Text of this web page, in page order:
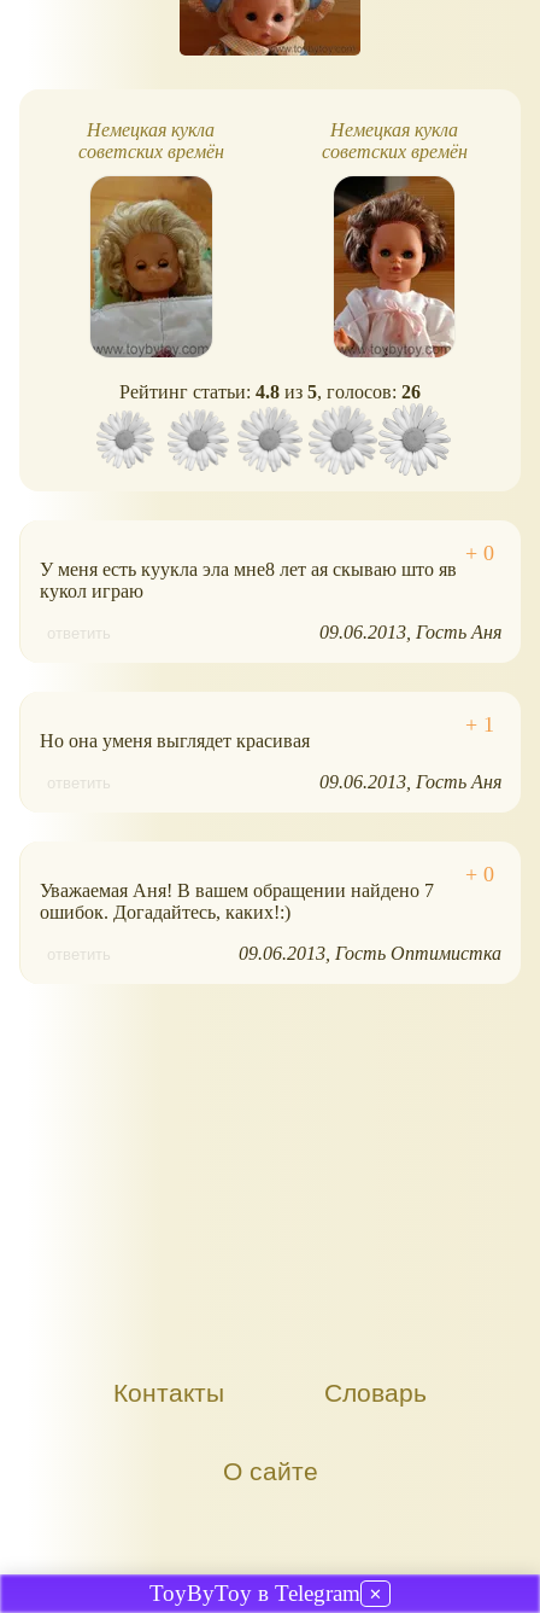
Немецкая кукла
советских времён
(блондинка)
Немецкая кукла
советских времён
(брюнетка)
Рейтинг статьи: 4.8 из 5, голосов: 26
У меня есть куукла эла мне8 лет ая скываю што яв
кукол играю
ответить 09.06.2013 Гость Аня
Но она уменя выглядет красивая
ответить 09.06.2013 Гость Аня
Уважаемая Аня! В вашем обращении найдено 7
ошибок. Догадайтесь, каких!:)
ответить 09.06.2013 Гость Оптимистка
Контакты Словарь
О сайте
ToyByToy в Telegram ✕